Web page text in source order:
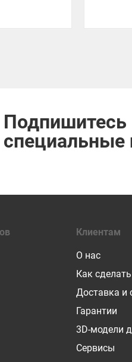
Подпишитесь
специальные
Клиентам
О нас
Как
Доставка и
Гарантии
3D-модели
Сервисы